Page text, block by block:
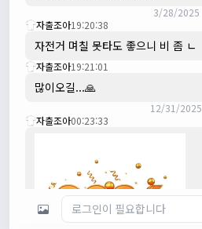
3/28/2025
자출조아19:20:38
자전거 며칠 못타도 좋으니 비 좀 ㄴ
자출조아19:21:01
많이오길...🙏
12/31/2025
자출조아00:23:33